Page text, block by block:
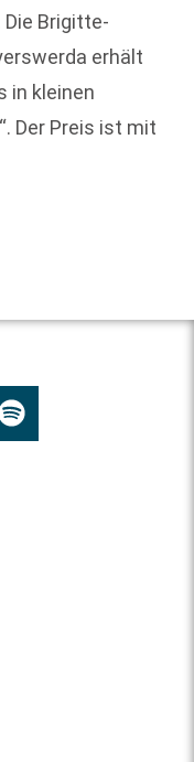
Brigitte-
erhält
in kleinen
Der Preis ist mit